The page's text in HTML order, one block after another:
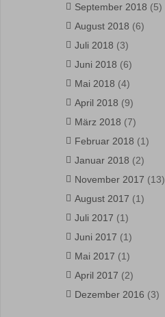
September 2018 (5)
August 2018 (6)
Juli 2018 (3)
Juni 2018 (6)
Mai 2018 (4)
April 2018 (9)
März 2018 (7)
Februar 2018 (1)
Januar 2018 (2)
November 2017 (13)
August 2017 (1)
Juli 2017 (1)
Juni 2017 (1)
Mai 2017 (1)
April 2017 (2)
Dezember 2016 (3)